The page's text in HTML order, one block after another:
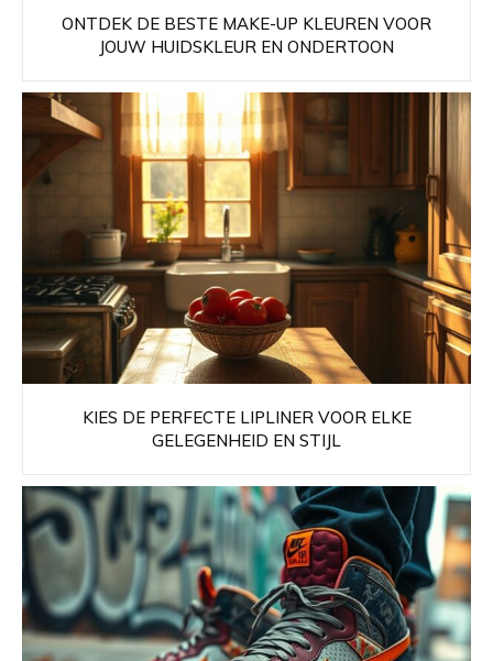
ONTDEK DE BESTE MAKE-UP KLEUREN VOOR
JOUW HUIDSKLEUR EN ONDERTOON
KIES DE PERFECTE LIPLINER VOOR ELKE
GELEGENHEID EN STIJL